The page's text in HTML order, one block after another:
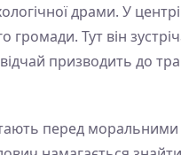
драми. У
Тут він
призводить до
перед